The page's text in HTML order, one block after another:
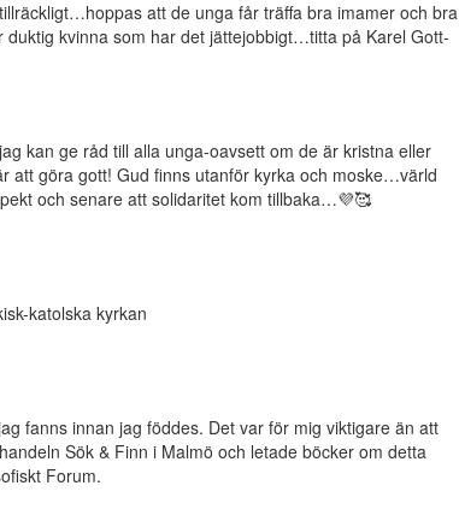
att de unga får träffa bra imamer och bra
kvinna som har det jättejobbigt…titta på Karel Gott-
kan ge råd till alla unga-oavsett om de är kristna eller
att göra gott! Gud finns utanför kyrka och moske…värld
och senare att solidaritet kom tillbaka…💜🥰
katolska kyrkan
fanns innan jag föddes. Det var för mig viktigare än att
Sök & Finn i Malmö och letade böcker om detta
Forum.